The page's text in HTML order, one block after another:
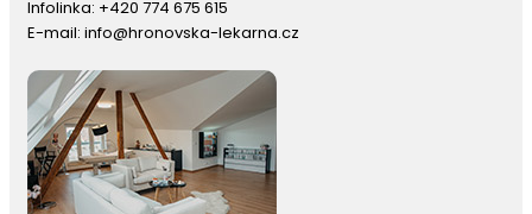
Infolinka: +420 774 675 615
E-mail: info@hronovska-lekarna.cz